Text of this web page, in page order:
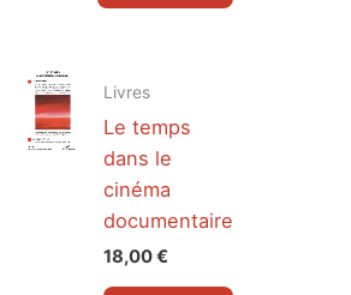
Livres
Le temps
dans le
cinéma
documentaire
18,00€